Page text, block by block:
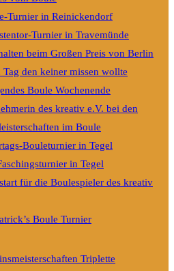
Turnier in Reinickendorf
Turnier in Travemünde
beim Großen Preis von Berlin
den keiner missen wollte
Boule Wochenende
des kreativ e.V. bei den
im Boule
Bouleturnier in Tegel
in Tegel
für die Boulespieler des kreativ
Boule Turnier
Triplette